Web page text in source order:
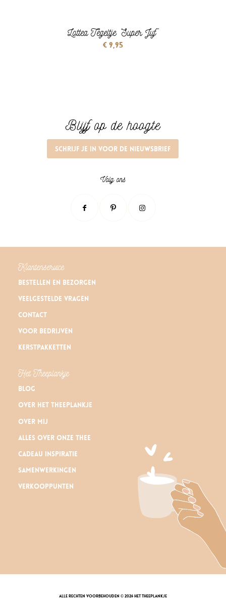
Lottea Tegeltje ‘Super Juf’
€9,95
Blijf op de hoogte
Schrijf je in voor de nieuwsbrief
Volg ons
Klantenservice
Bestellen en bezorgen
Veelgestelde vragen
Contact
Voor bedrijven
Kerstpakketten
Het Theeplankje
Blog
Over Het Theeplankje
Over mij
Alles over onze thee
Cadeau inspiratie
Samenwerkingen
Verkooppunten
alle rechten voorbehouden © 2026 Het Theeplankje